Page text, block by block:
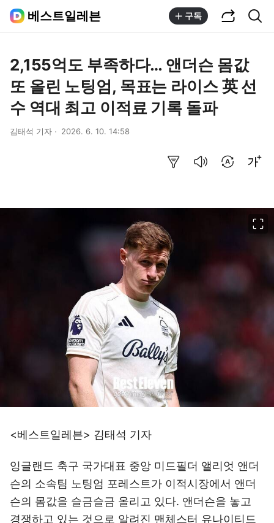
베스트일레븐 구독
2,155억도 부족하다… 앤더슨 몸값
또 올린 노팅엄, 목표는 라이스 英 선
수 역대 최고 이적료 기록 돌파
김태석 기자 2026. 6. 10. 14:58
<베스트일레븐> 김태석 기자
잉글랜드 축구 국가대표 중앙 미드필더 앨리엇 앤더
슨의 소속팀 노팅엄 포레스트가 이적시장에서 앤더
슨의 몸값을 슬금슬금 올리고 있다. 앤더슨을 놓고
경쟁하고 있는 것으로 알려진 맨체스터 유나이티드